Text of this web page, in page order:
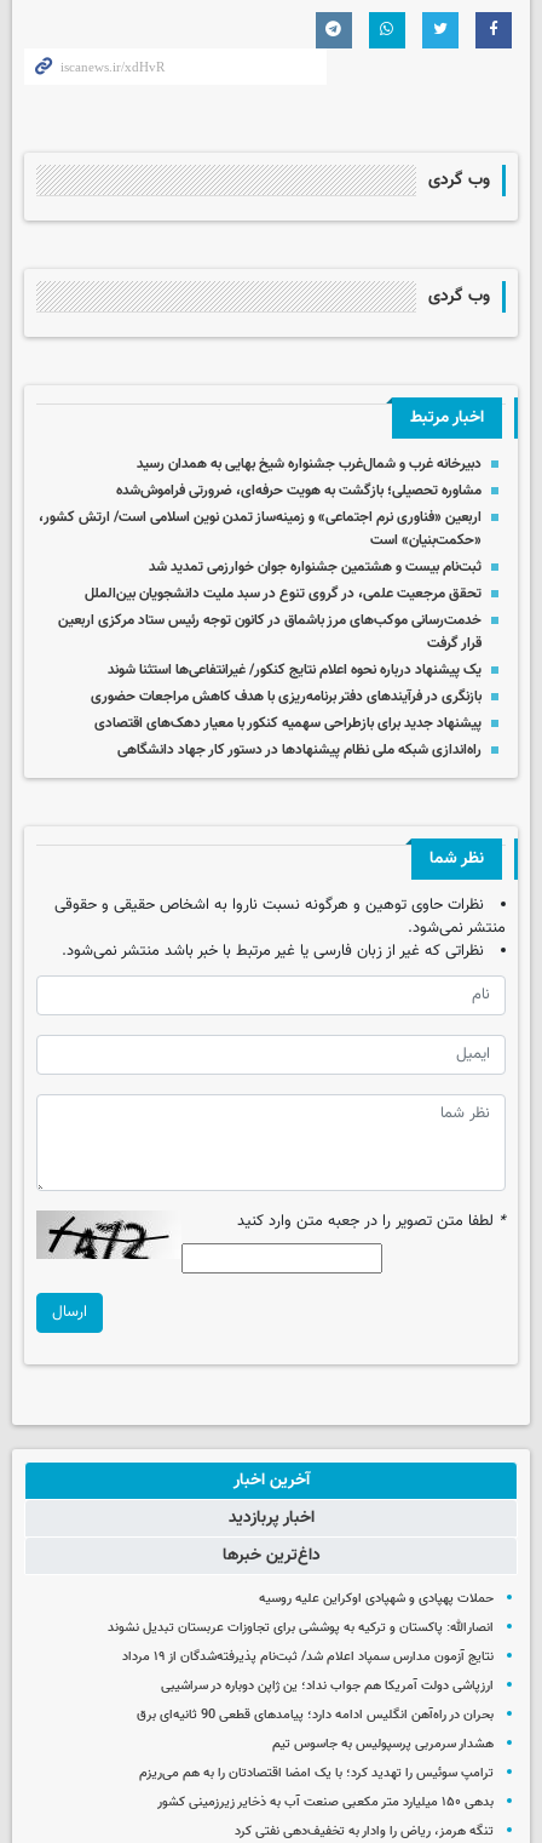
وب گردی
وب گردی
اخبار مرتبط
دبیرخانه غرب و شمال‌غرب جشنواره شیخ بهایی به همدان رسید
مشاوره تحصیلی؛ بازگشت به هویت حرفه‌ای، ضرورتی فراموش‌شده
اربعین «فناوری نرم اجتماعی» و زمینه‌ساز تمدن نوین اسلامی است/ ارتش کشور،
«حکمت‌بنیان» است
ثبت‌نام بیست و هشتمین جشنواره جوان خوارزمی تمدید شد
تحقق مرجعیت علمی، در گروی تنوع در سبد ملیت دانشجویان بین‌الملل
خدمت‌رسانی موکب‌های مرز باشماق در کانون توجه رئیس ستاد مرکزی اربعین
قرار گرفت
یک پیشنهاد درباره نحوه اعلام نتایج کنکور/ غیرانتفاعی‌ها استثنا شوند
بازنگری در فرآیندهای دفتر برنامه‌ریزی با هدف کاهش مراجعات حضوری
پیشنهاد جدید برای بازطراحی سهمیه کنکور با معیار دهک‌های اقتصادی
راه‌اندازی شبکه ملی نظام پیشنهادها در دستور کار جهاد دانشگاهی
نظر شما
نظرات حاوی توهین و هرگونه نسبت ناروا به اشخاص حقیقی و حقوقی
منتشر نمی‌شود.
نظراتی که غیر از زبان فارسی یا غیر مرتبط با خبر باشد منتشر نمی‌شود.
* لطفا متن تصویر را در جعبه متن وارد کنید
ارسال
آخرین اخبار
اخبار پربازدید
داغ‌ترین خبرها
حملات پهپادی و شهپادی اوکراین علیه روسیه
انصارالله: پاکستان و ترکیه به پوششی برای تجاوزات عربستان تبدیل نشوند
نتایج آزمون مدارس سمپاد اعلام شد/ ثبت‌نام پذیرفته‌شدگان از ۱۹ مرداد
ارزپاشی دولت آمریکا هم جواب نداد؛ ین ژاپن دوباره در سراشیبی
بحران در راه‌آهن انگلیس ادامه دارد؛ پیامدهای قطعی 90 ثانیه‌ای برق
هشدار سرمربی پرسپولیس به جاسوس تیم
ترامپ سوئیس را تهدید کرد؛ با یک امضا اقتصادتان را به هم می‌ریزم
بدهی ۱۵۰ میلیارد متر مکعبی صنعت آب به ذخایر زیرزمینی کشور
تنگه هرمز، ریاض را وادار به تخفیف‌دهی نفتی کرد